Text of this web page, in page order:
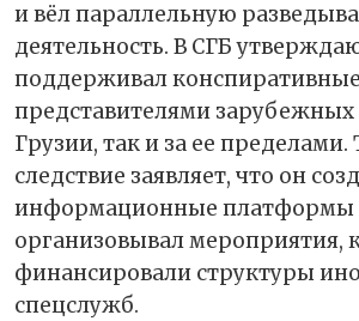
и вёл параллельную
деятельность. В СГБ
поддерживал
представителями зарубежных
Грузии, так и за ее пределами.
следствие заявляет, что он
информационные платформы
организовывал мероприятия,
финансировали структуры
спецслужб.